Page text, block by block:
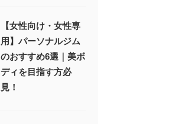
【女性向け・女性専
用】パーソナルジム
のおすすめ6選｜美ボ
ディを目指す方必
見！